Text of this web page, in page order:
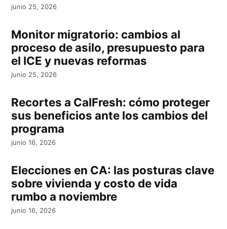
junio 25, 2026
Monitor migratorio: cambios al
proceso de asilo, presupuesto para
el ICE y nuevas reformas
junio 25, 2026
Recortes a CalFresh: cómo proteger
sus beneficios ante los cambios del
programa
junio 16, 2026
Elecciones en CA: las posturas clave
sobre vivienda y costo de vida
rumbo a noviembre
junio 16, 2026